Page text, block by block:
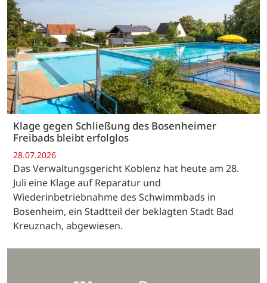
Klage gegen Schließung des Bosenheimer
Freibads bleibt erfolglos
28.07.2026
Das Verwaltungsgericht Koblenz hat heute am 28.
Juli eine Klage auf Reparatur und
Wiederinbetriebnahme des Schwimmbads in
Bosenheim, ein Stadtteil der beklagten Stadt Bad
Kreuznach, abgewiesen.